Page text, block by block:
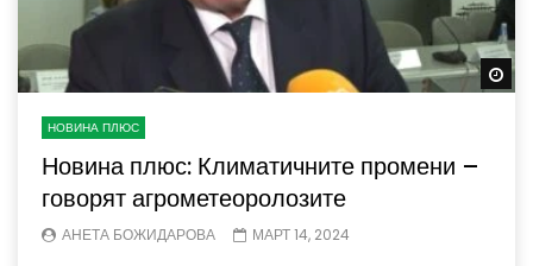
НОВИНА ПЛЮС
Новина плюс: Климатичните промени –
говорят агрометеоролозите
АНЕТА БОЖИДАРОВА МАРТ 14, 2024